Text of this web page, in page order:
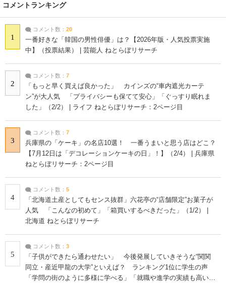
コメントランキング
1
コメント数： 20
一番好きな「韓国の男性俳優」は？【2026年版・人気投票実施
中】（投票結果） | 芸能人 ねとらぼリサーチ
2
コメント数： 7
「もっと早く買えば良かった」 カインズの“車内遮光カーテ
ン”が大人気 「プライバシーも保てて安心」「ぐっすり眠れま
した」（2/2） | ライフ ねとらぼリサーチ：2ページ目
3
コメント数： 7
兵庫県の「ケーキ」の名店10選！ 一番うまいと思う店はどこ？
【7月12日は「デコレーションケーキの日」！】（2/4） | 兵庫県
ねとらぼリサーチ：2ページ目
4
コメント数： 5
「北海道土産としてもセンス抜群」六花亭の“店舗限定”お菓子が
人気 「こんなの初めて」「箱買いするべきだった」（1/2） |
北海道 ねとらぼリサーチ
5
コメント数： 3
「子供ができたら通わせたい」 今後発展していきそうな“関関
同立・産近甲龍の大学”といえば？ ランキング1位に学生の声
「学問の街のように多様に学べる」「就職や進学の実績も高い」